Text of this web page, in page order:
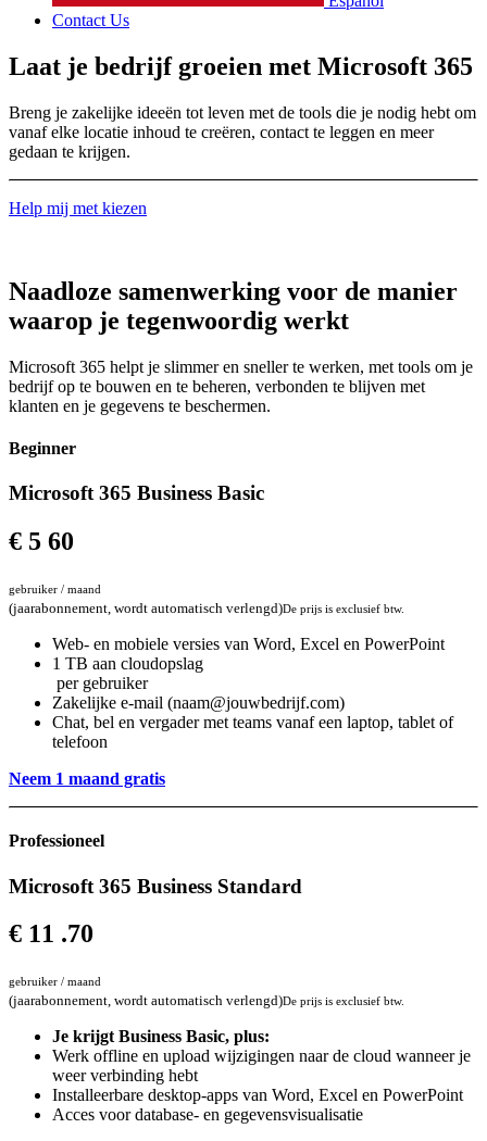
Contact Us
Laat je bedrijf groeien met Microsoft 365
Breng je zakelijke ideeën tot leven met de tools die je nodig hebt om
vanaf elke locatie inhoud te creëren, contact te leggen en meer
gedaan te krijgen.
Help mij met kiezen
Naadloze samenwerking voor de manier
waarop je tegenwoordig werkt
Microsoft 365 helpt je slimmer en sneller te werken, met tools om je
bedrijf op te bouwen en te beheren, verbonden te blijven met
klanten en je gegevens te beschermen.
Beginner
Microsoft 365 Business Basic
€ 5 60
gebruiker / maand
(jaarabonnement, wordt automatisch verlengd)De prijs is exclusief btw.
Web- en mobiele versies van Word, Excel en PowerPoint
1 TB aan cloudopslag
per gebruiker
Zakelijke e-mail (naam@jouwbedrijf.com)
Chat, bel en vergader met teams vanaf een laptop, tablet of
telefoon
Neem 1 maand gratis
Professioneel
Microsoft 365 Business Standard
€ 11 .70
gebruiker / maand
(jaarabonnement, wordt automatisch verlengd)De prijs is exclusief btw.
Je krijgt Business Basic, plus:
Werk offline en upload wijzigingen naar de cloud wanneer je
weer verbinding hebt
Installeerbare desktop-apps van Word, Excel en PowerPoint
Acces ​voor database- en gegevensvisualisatie